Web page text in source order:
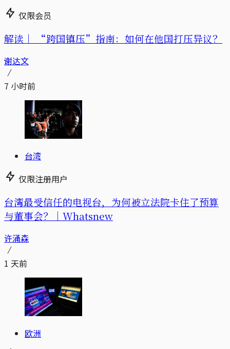
仅限会员
解读｜ “跨国镇压”指南：如何在他国打压异议？
谢达文
7 小时前
台湾
仅限注册用户
台湾最受信任的电视台，为何被立法院卡住了预算
与董事会？｜Whatsnew
许涌森
1 天前
欧洲